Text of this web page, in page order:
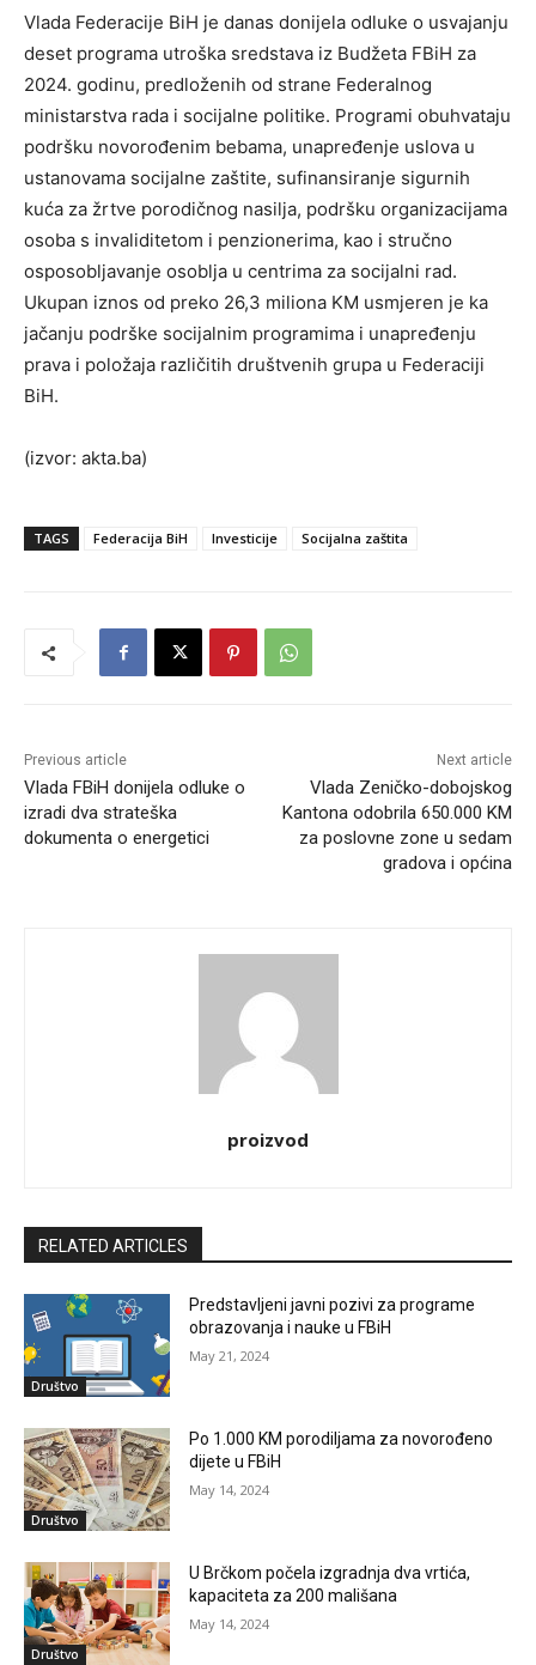
Vlada Federacije BiH je danas donijela odluke o usvajanju
deset programa utroška sredstava iz Budžeta FBiH za
2024. godinu, predloženih od strane Federalnog
ministarstva rada i socijalne politike. Programi obuhvataju
podršku novorođenim bebama, unapređenje uslova u
ustanovama socijalne zaštite, sufinansiranje sigurnih
kuća za žrtve porodičnog nasilja, podršku organizacijama
osoba s invaliditetom i penzionerima, kao i stručno
osposobljavanje osoblja u centrima za socijalni rad.
Ukupan iznos od preko 26,3 miliona KM usmjeren je ka
jačanju podrške socijalnim programima i unapređenju
prava i položaja različitih društvenih grupa u Federaciji
BiH.
(izvor: akta.ba)
TAGS Federacija BiH Investicije Socijalna zaštita
Previous article
Vlada FBiH donijela odluke o
izradi dva strateška
dokumenta o energetici
Next article
Vlada Zeničko-dobojskog
Kantona odobrila 650.000 KM
za poslovne zone u sedam
gradova i općina
proizvod
RELATED ARTICLES
Društvo
Predstavljeni javni pozivi za programe
obrazovanja i nauke u FBiH
May 21, 2024
Društvo
Po 1.000 KM porodiljama za novorođeno
dijete u FBiH
May 14, 2024
Društvo
U Brčkom počela izgradnja dva vrtića,
kapaciteta za 200 mališana
May 14, 2024